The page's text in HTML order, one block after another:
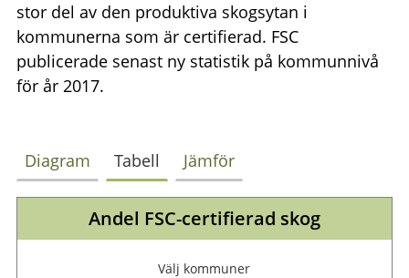
stor del av den produktiva skogsytan i
kommunerna som är certifierad. FSC
publicerade senast ny statistik på kommunnivå
för år 2017.
Diagram Tabell Jämför
Andel FSC-certifierad skog
Välj kommuner